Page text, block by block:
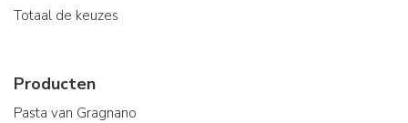
Totaal de keuzes
Producten
Pasta van Gragnano